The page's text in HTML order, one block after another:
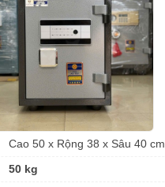
Cao 50 x Rộng 38 x Sâu 40 cm
50 kg